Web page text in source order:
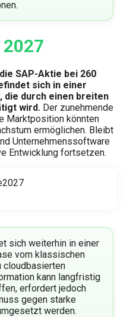
SAP-Aktie bei 260
sich in einer
durch einen breiten
wird. Der zunehmende
Marktposition könnten
ermöglichen. Bleibt
Unternehmenssoftware
Entwicklung fortsetzen.
sich weiterhin in einer
vom klassischen
cloudbasierten
kann langfristig
erfordert jedoch
gegen starke
werden.